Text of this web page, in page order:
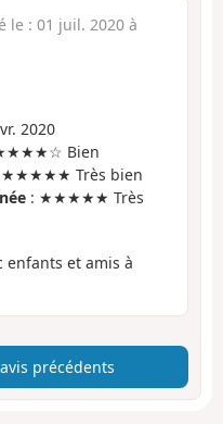
le : 01 juil. 2020 à
2020
Bien
★★★★★ Très bien
: ★★★★★ Très
enfants et amis à
précédents